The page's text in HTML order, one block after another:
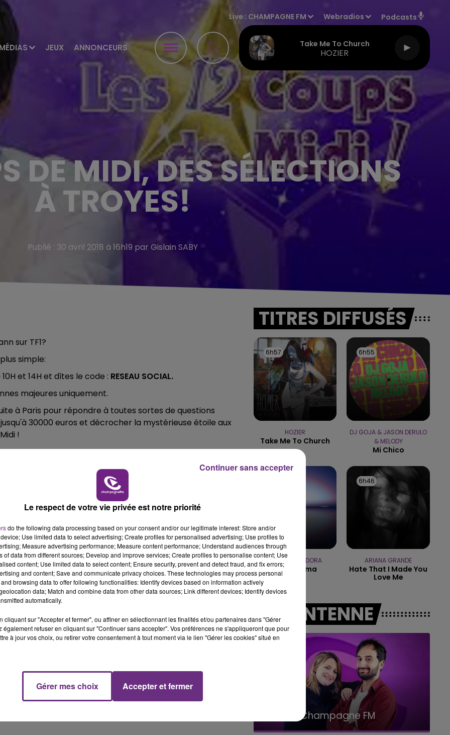
MÉDIAS JEUX ANNONCEURS
Live : CHAMPAGNE FM Webradios Podcasts
Take Me To Church
HOZIER
10h00 - 14h00
LE TICKET DE CAISSE
14h00 - 15h00
LA RADIO POP
DE MIDI, DES SÉLECTIONS
À TROYES!
Publié : 30 avril 2018 à 16h19 par Gislain SABY
sur TF1?
simple:
et 14H et dîtes le code : RESEAU SOCIAL.
majeures uniquement.
à Paris pour répondre à toutes sortes de questions
30000 euros et décrocher la mystérieuse étoile aux
!
L'INSPECTION DU TRAVAIL RAPPELLE À
L'ORDRE SUR LES CONDITIONS DE...
Alors que les dates de début des vendange
l'inspection du Travail en profite pour rappeler
les conditions de...
TITRES DIFFUSÉS
6h57
6h57
HOZIER
Take Me To Church
6h55
6h55
DJ GOJA & JASON DERULO
& MELODY
Mi Chico
DISIZ & THEODORA
Melodrama
6h46
6h46
ARIANA GRANDE
Hate That I Made You
Love Me
A L'ANTENNE
Le Club Champagne FM
Le respect de votre vie privée est notre priorité
do the following data processing based on your consent and/or our legitimate interest: Store and/or
Use limited data to select advertising; Create profiles for personalised advertising; Use profiles to
Measure advertising performance; Measure content performance; Understand audiences through
of data from different sources; Develop and improve services; Create profiles to personalise content; Use
content; Use limited data to select content; Ensure security, prevent and detect fraud, and fix errors;
and content; Save and communicate privacy choices. These technologies may process personal
browsing data to offer following functionalities: Identify devices based on information actively
data; Match and combine data from other data sources; Link different devices; Identify devices
automatically.
cliquant sur "Accepter et fermer", ou affiner en sélectionnant les finalités et/ou partenaires dans "Gérer
également refuser en cliquant sur "Continuer sans accepter". Vos préférences ne s'appliqueront que pour
à jour vos choix, ou retirer votre consentement à tout moment via le lien "Gérer les cookies" situé en
Gérer mes choix Accepter et fermer
Continuer sans accepter